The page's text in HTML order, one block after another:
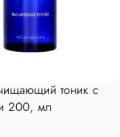
тоник с
200, мл